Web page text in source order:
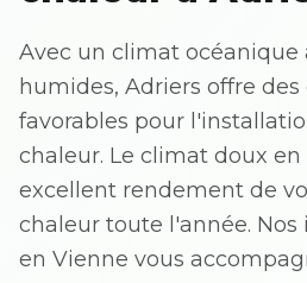
Avec un climat océanique
humides, Adriers offre
favorables pour
chaleur. Le climat doux
excellent rendement de
chaleur toute l'année. Nos
en Vienne vous